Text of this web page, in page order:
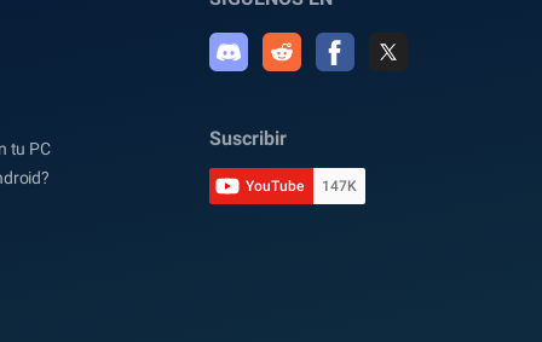
tu PC
Suscribir
YouTube 147K